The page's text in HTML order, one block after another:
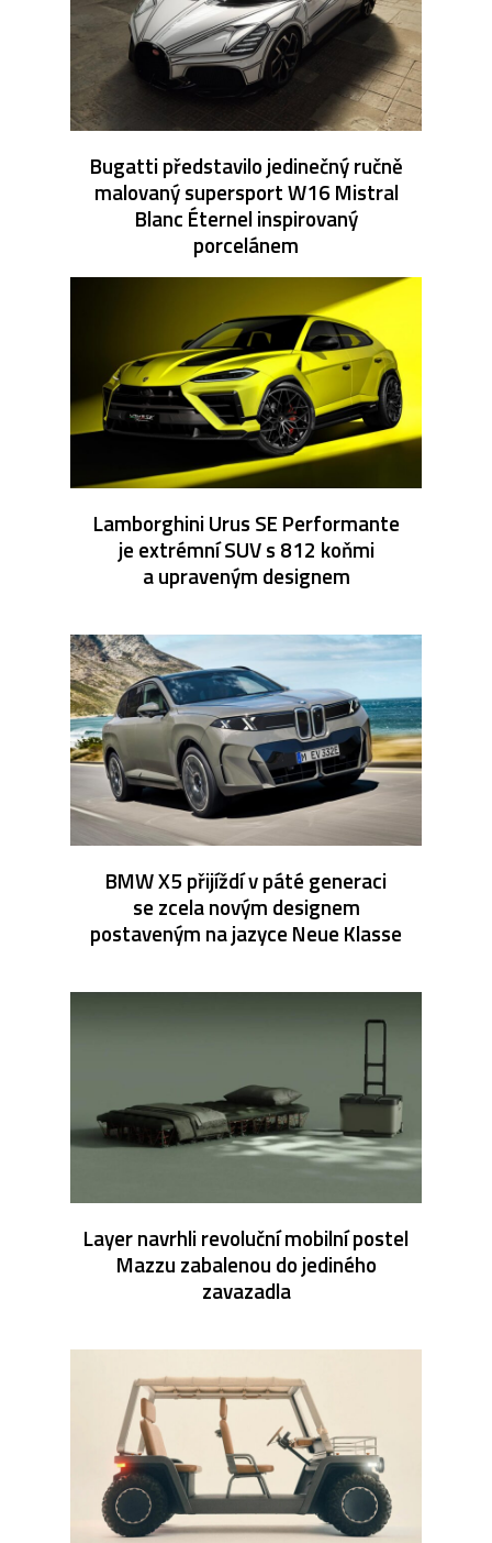
Bugatti představilo jedinečný ručně
malovaný supersport W16 Mistral
Blanc Éternel inspirovaný
porcelánem
Lamborghini Urus SE Performante
je extrémní SUV s 812 koňmi
a upraveným designem
BMW X5 přijíždí v páté generaci
se zcela novým designem
postaveným na jazyce Neue Klasse
Layer navrhli revoluční mobilní postel
Mazzu zabalenou do jediného
zavazadla